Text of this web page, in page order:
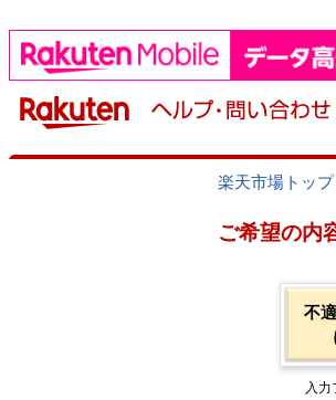
楽天市場トップ
ご希望の内
不
入力